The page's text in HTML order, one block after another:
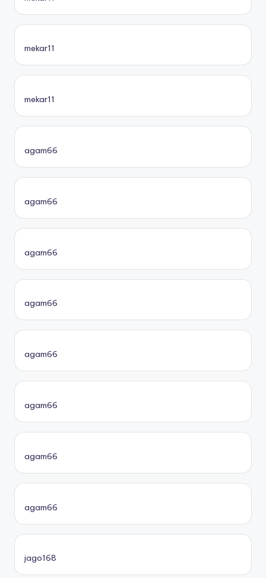
mekar11
mekar11
agam66
agam66
agam66
agam66
agam66
agam66
agam66
agam66
jago168